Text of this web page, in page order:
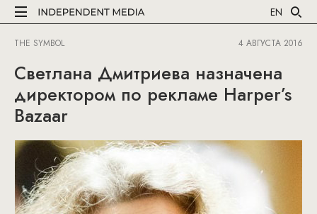
EN
THE SYMBOL 4 АВГУСТА 2016
Светлана Дмитриева назначена
директором по рекламе Harper’s
Bazaar